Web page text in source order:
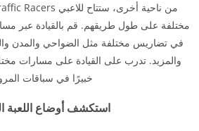
مختلفة على طول طريقهم. قم بالقيادة عبر
في تضاريس مختلفة مثل الضواحي والمدن
والمزيد. تدرب على القيادة على مسارات
خبيرًا في سباقات
استكشف أوضاع اللعبة